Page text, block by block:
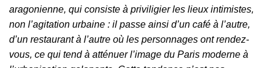
aragonienne, qui consiste à priviligier les lieux intimistes,
non l’agitation urbaine : il passe ainsi d’un café à l’autre,
d’un restaurant à l’autre où les personnages ont rendez-
vous, ce qui tend à atténuer l’image du Paris moderne à